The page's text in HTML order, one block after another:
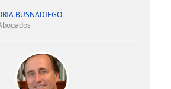
BUSNADIEGO